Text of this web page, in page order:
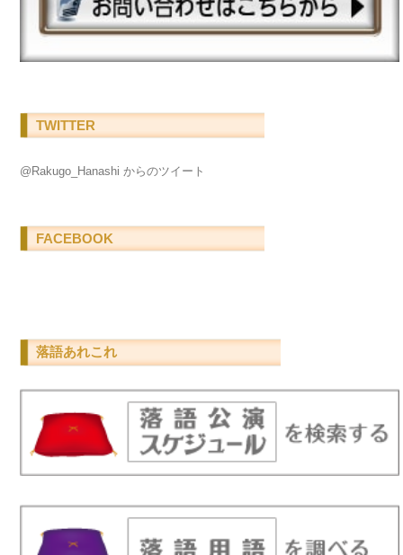
TWITTER
@Rakugo_Hanashi からのツイート
FACEBOOK
落語あれこれ